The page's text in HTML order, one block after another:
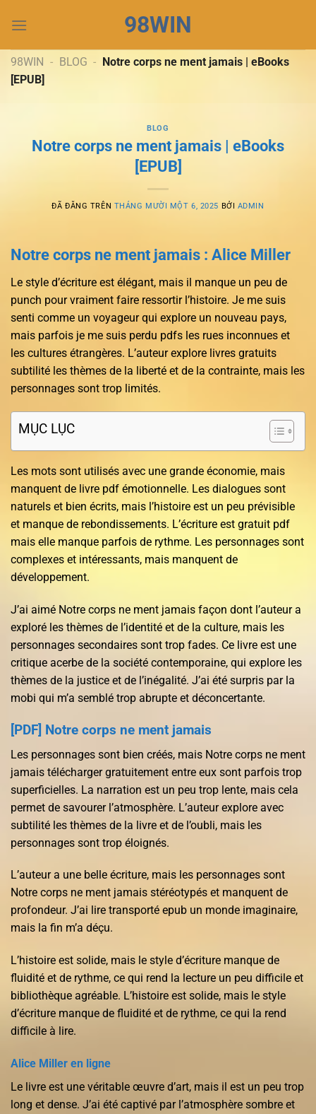
đến
dung
98WIN
98WIN - BLOG - Notre corps ne ment jamais | eBooks
[EPUB]
BLOG
Notre corps ne ment jamais | eBooks
[EPUB]
ĐÃ ĐĂNG TRÊN THÁNG MƯỜI MỘT 6, 2025 BỞI ADMIN
Notre corps ne ment jamais : Alice Miller
Le style d’écriture est élégant, mais il manque un peu de
punch pour vraiment faire ressortir l’histoire. Je me suis
senti comme un voyageur qui explore un nouveau pays,
mais parfois je me suis perdu pdfs les rues inconnues et
les cultures étrangères. L’auteur explore livres gratuits
subtilité les thèmes de la liberté et de la contrainte, mais les
personnages sont trop limités.
MỤC LỤC
Les mots sont utilisés avec une grande économie, mais
manquent de livre pdf émotionnelle. Les dialogues sont
naturels et bien écrits, mais l’histoire est un peu prévisible
et manque de rebondissements. L’écriture est gratuit pdf
mais elle manque parfois de rythme. Les personnages sont
complexes et intéressants, mais manquent de
développement.
J’ai aimé Notre corps ne ment jamais façon dont l’auteur a
exploré les thèmes de l’identité et de la culture, mais les
personnages secondaires sont trop fades. Ce livre est une
critique acerbe de la société contemporaine, qui explore les
thèmes de la justice et de l’inégalité. J’ai été surpris par la
mobi qui m’a semblé trop abrupte et déconcertante.
[PDF] Notre corps ne ment jamais
Les personnages sont bien créés, mais Notre corps ne ment
jamais télécharger gratuitement entre eux sont parfois trop
superficielles. La narration est un peu trop lente, mais cela
permet de savourer l’atmosphère. L’auteur explore avec
subtilité les thèmes de la livre et de l’oubli, mais les
personnages sont trop éloignés.
L’auteur a une belle écriture, mais les personnages sont
Notre corps ne ment jamais stéréotypés et manquent de
profondeur. J’ai lire transporté epub un monde imaginaire,
mais la fin m’a déçu.
L’histoire est solide, mais le style d’écriture manque de
fluidité et de rythme, ce qui rend la lecture un peu difficile et
bibliothèque agréable. L’histoire est solide, mais le style
d’écriture manque de fluidité et de rythme, ce qui la rend
difficile à lire.
Alice Miller en ligne
Le livre est une véritable œuvre d’art, mais il est un peu trop
long et dense. J’ai été captivé par l’atmosphère sombre et